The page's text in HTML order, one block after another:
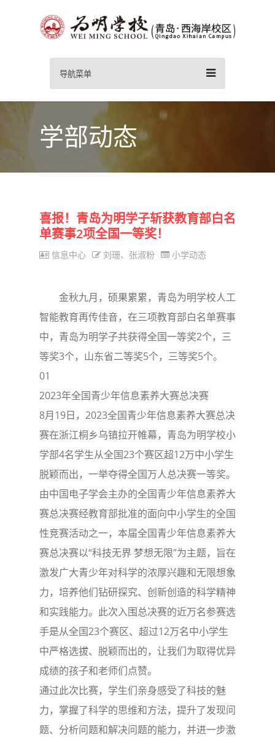
导航菜单
学部动态
喜报！青岛为明学子斩获教育部白名
单赛事2项全国一等奖！
信息中心 刘珊、张淑粉 小学动态
金秋九月，硕果累累，青岛为明学校人工
智能教育再传佳音，在三项教育部白名单赛事
中，青岛为明学子共获得全国一等奖2个，三
等奖3个，山东省二等奖5个，三等奖5个。
01
2023年全国青少年信息素养大赛总决赛
8月19日，2023全国青少年信息素养大赛总决
赛在浙江桐乡乌镇拉开帷幕，青岛为明学校小
学部4名学生从全国23个赛区超12万中小学生
脱颖而出，一举夺得全国万人总决赛一等奖。
由中国电子学会主办的全国青少年信息素养大
赛总决赛经教育部批准的面向中小学生的全国
性竞赛活动之一，本届全国青少年信息素养大
赛总决赛以“科技无界 梦想无限”为主题，旨在
激发广大青少年对科学的浓厚兴趣和无限想象
力，培养他们钻研探究、创新创造的科学精神
和实践能力。此次入围总决赛的近万名参赛选
手是从全国23个赛区、超过12万名中小学生
中严格选拔、脱颖而出的，让我们为取得优异
成绩的孩子和老师们点赞。
通过此次比赛，学生们亲身感受了科技的魅
力，掌握了科学的思维和方法，提升了发现问
题、分析问题和解决问题的能力，并进一步激